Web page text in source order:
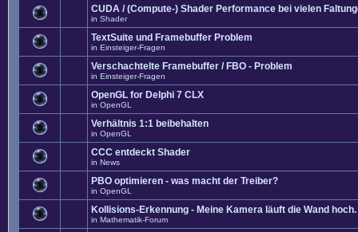
CUDA / (Compute-) Shader Performance bei vielen
in Shader
TextSuite und Framebuffer Problem
in Einsteiger-Fragen
Verschachtelte Framebuffer / FBO - Problem
in Einsteiger-Fragen
OpenGL for Delphi 7 CLX
in OpenGL
Verhältnis 1:1 beibehalten
in OpenGL
CCC entdeckt Shader
in News
PBO optimieren - was macht der Treiber?
in OpenGL
Kollisions-Erkennung - Meine Kamera läuft die Wand hoch.
in Mathematik-Forum